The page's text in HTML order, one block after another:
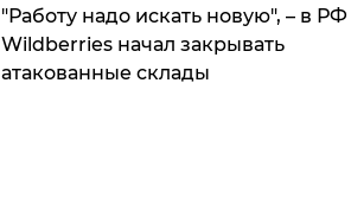
"Работу надо искать новую", – в РФ
Wildberries начал закрывать
атакованные склады